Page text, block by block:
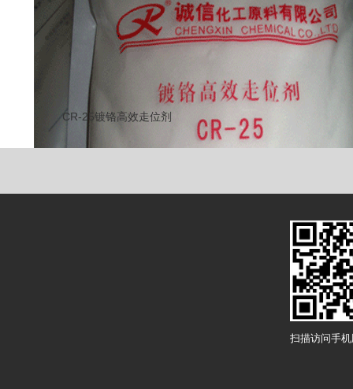
CR-25镀铬高效走位剂
扫描访问手